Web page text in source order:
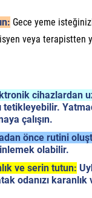
Gece yeme
veya terapistten
cihazlardan
tetikleyebilir.
çalışın.
önce rutini
olabilir.
ve serin tutun:
odanızı